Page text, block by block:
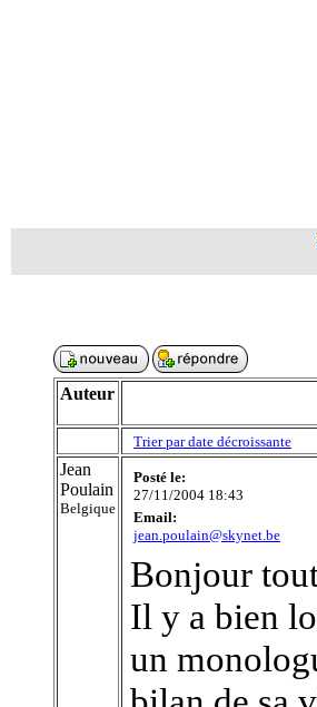
Auteur
Trier par date décroissante
Jean
Poulain
Belgique
Posté le:
27/11/2004 18:43
Email:
jean.poulain@skynet.be
Bonjour
Il y a bien
un